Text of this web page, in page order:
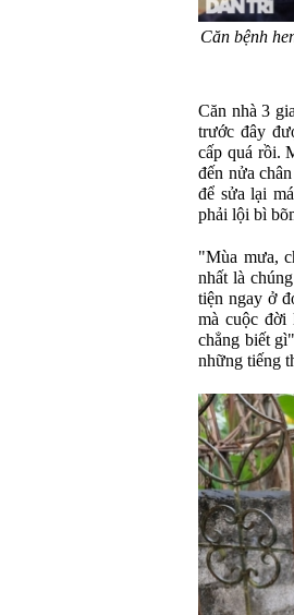
Căn bệnh
Căn nhà 3
trước đây
cấp quá rồi.
đến nửa
để sửa lại
phải lội bì
"Mùa mưa,
nhất là
tiện ngay ở
mà cuộc đời
chẳng biết
những tiếng